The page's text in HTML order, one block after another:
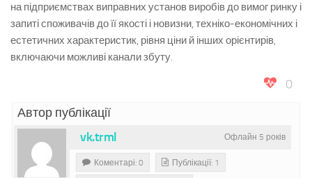
на підприємствах виправних установ виробів до вимог ринку і
запиті споживачів до її якості і новизни, техніко-економічних і
естетичних характеристик, рівня ціни й інших орієнтирів,
включаючи можливі канали збуту.
0
Автор публікації
Офлайн 5 років
vk.trml
Коментарі: 0 Публікації: 1